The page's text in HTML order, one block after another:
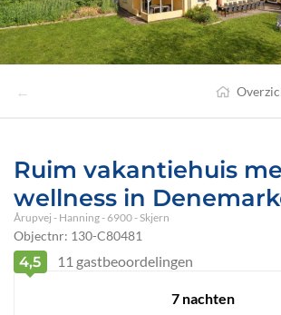
←
Ruim vakantiehuis
wellness in
Årupvej - Hanning - 6900 - Skjern
Objectnr: 130-C80481
4,5 11 gastbeoordelingen
7 nachten